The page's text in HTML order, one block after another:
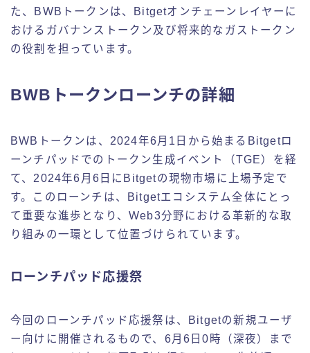
た、BWBトークンは、Bitgetオンチェーンレイヤーに
おけるガバナンストークン及び将来的なガストークン
の役割を担っています。
BWBトークンローンチの詳細
BWBトークンは、2024年6月1日から始まるBitgetロ
ーンチパッドでのトークン生成イベント（TGE）を経
て、2024年6月6日にBitgetの現物市場に上場予定で
す。このローンチは、Bitgetエコシステム全体にとっ
て重要な進歩となり、Web3分野における革新的な取
り組みの一環として位置づけられています。
ローンチパッド応援祭
今回のローンチパッド応援祭は、Bitgetの新規ユーザ
ー向けに開催されるもので、6月6日0時（深夜）まで